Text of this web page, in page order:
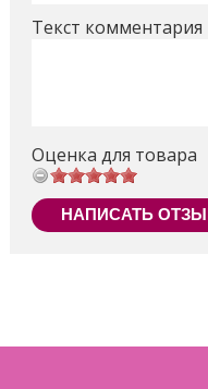
Текст комментария
Оценка для товара
НАПИСАТЬ